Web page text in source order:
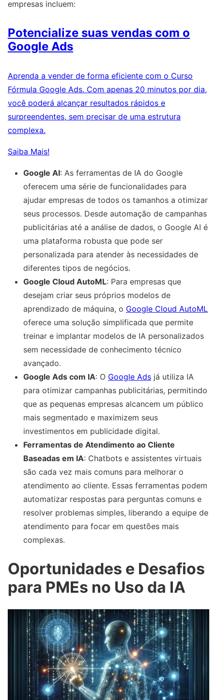
empresas incluem:
Potencialize suas vendas com o
Google Ads
Aprenda a vender de forma eficiente com o Curso
Fórmula Google Ads. Com apenas 20 minutos por dia,
você poderá alcançar resultados rápidos e
surpreendentes, sem precisar de uma estrutura
complexa.
Saiba Mais!
Google AI: As ferramentas de IA do Google
oferecem uma série de funcionalidades para
ajudar empresas de todos os tamanhos a otimizar
seus processos. Desde automação de campanhas
publicitárias até a análise de dados, o Google AI é
uma plataforma robusta que pode ser
personalizada para atender às necessidades de
diferentes tipos de negócios.
Google Cloud AutoML: Para empresas que
desejam criar seus próprios modelos de
aprendizado de máquina, o Google Cloud AutoML
oferece uma solução simplificada que permite
treinar e implantar modelos de IA personalizados
sem necessidade de conhecimento técnico
avançado.
Google Ads com IA: O Google Ads já utiliza IA
para otimizar campanhas publicitárias, permitindo
que as pequenas empresas alcancem um público
mais segmentado e maximizem seus
investimentos em publicidade digital.
Ferramentas de Atendimento ao Cliente
Baseadas em IA: Chatbots e assistentes virtuais
são cada vez mais comuns para melhorar o
atendimento ao cliente. Essas ferramentas podem
automatizar respostas para perguntas comuns e
resolver problemas simples, liberando a equipe de
atendimento para focar em questões mais
complexas.
Oportunidades e Desafios
para PMEs no Uso da IA